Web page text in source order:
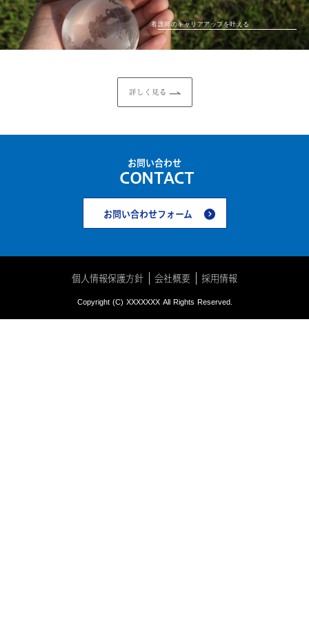
看護師のキャリアアップを叶える
詳しく見る
お問い合わせ
CONTACT
お問い合わせフォーム
個人情報保護方針 会社概要 採用情報
Copyright (C) XXXXXXX All Rights Reserved.